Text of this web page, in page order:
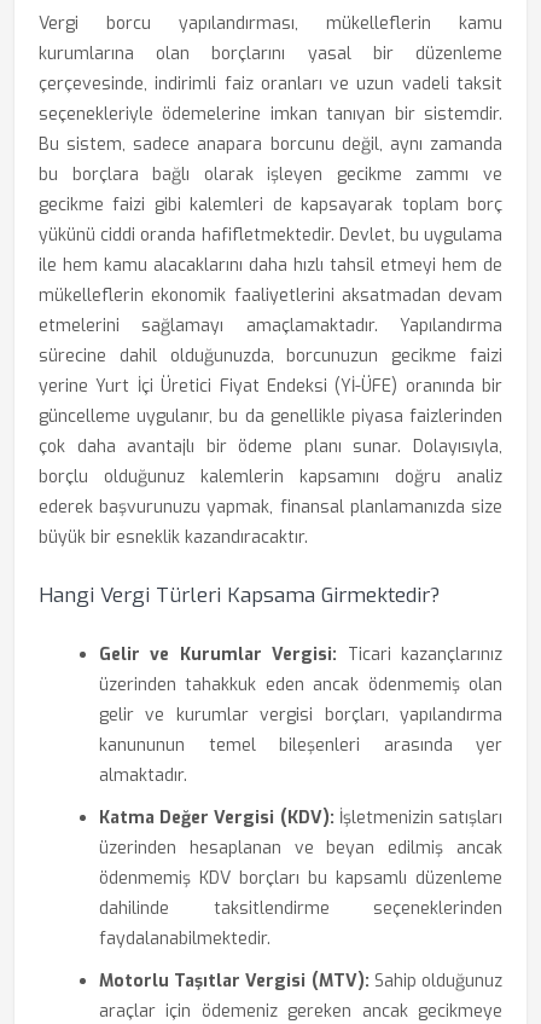
Vergi borcu yapılandırması, mükelleflerin kamu
kurumlarına olan borçlarını yasal bir düzenleme
çerçevesinde, indirimli faiz oranları ve uzun vadeli taksit
seçenekleriyle ödemelerine imkan tanıyan bir sistemdir.
Bu sistem, sadece anapara borcunu değil, aynı zamanda
bu borçlara bağlı olarak işleyen gecikme zammı ve
gecikme faizi gibi kalemleri de kapsayarak toplam borç
yükünü ciddi oranda hafifletmektedir. Devlet, bu uygulama
ile hem kamu alacaklarını daha hızlı tahsil etmeyi hem de
mükelleflerin ekonomik faaliyetlerini aksatmadan devam
etmelerini sağlamayı amaçlamaktadır. Yapılandırma
sürecine dahil olduğunuzda, borcunuzun gecikme faizi
yerine Yurt İçi Üretici Fiyat Endeksi (Yİ-ÜFE) oranında bir
güncelleme uygulanır, bu da genellikle piyasa faizlerinden
çok daha avantajlı bir ödeme planı sunar. Dolayısıyla,
borçlu olduğunuz kalemlerin kapsamını doğru analiz
ederek başvurunuzu yapmak, finansal planlamanızda size
büyük bir esneklik kazandıracaktır.
Hangi Vergi Türleri Kapsama Girmektedir?
Gelir ve Kurumlar Vergisi: Ticari kazançlarınız
üzerinden tahakkuk eden ancak ödenmemiş olan
gelir ve kurumlar vergisi borçları, yapılandırma
kanununun temel bileşenleri arasında yer
almaktadır.
Katma Değer Vergisi (KDV): İşletmenizin satışları
üzerinden hesaplanan ve beyan edilmiş ancak
ödenmemiş KDV borçları bu kapsamlı düzenleme
dahilinde taksitlendirme seçeneklerinden
faydalanabilmektedir.
Motorlu Taşıtlar Vergisi (MTV): Sahip olduğunuz
araçlar için ödemeniz gereken ancak gecikmeye